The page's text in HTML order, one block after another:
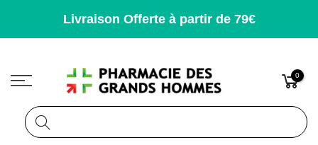
Livraison Offerte à partir de 79€
0